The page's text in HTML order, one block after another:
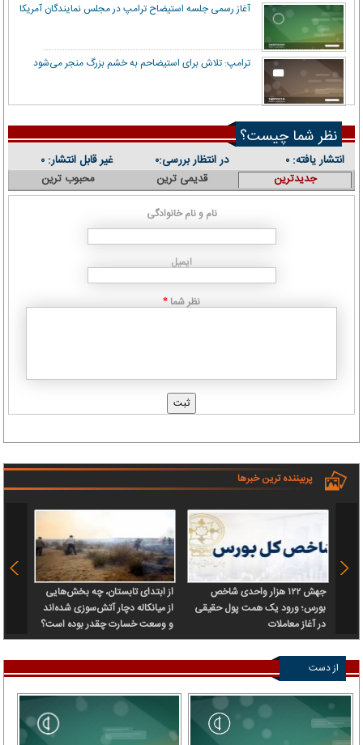
آغاز رسمی جلسه استیضاح ترامپ در مجلس نمایندگان آمریکا
ترامپ: تلاش برای استیضاحم به خشم بزرگ منجر می‌شود
نظر شما چیست؟
انتشار یافته: ۰ در انتظار بررسی:۰ غیر قابل انتشار: ۰
جدیدترین قدیمی ترین محبوب ترین
نام و نام خانوادگی
ایمیل
نظر شما *
پربیننده ترین خبرها
جهش ۱۲۲ هزار واحدی شاخص
بورس؛ ورود یک همت پول حقیقی
در آغاز معاملات
از ابتدای تابستان، چه بخش‌هایی
از میانکاله دچار آتش‌سوزی شده‌اند
و وسعت خسارت چقدر بوده است؟
از دست
ندهید